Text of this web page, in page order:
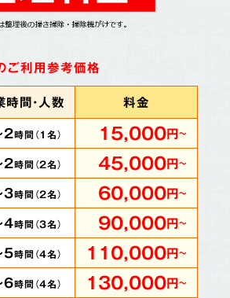
ご利用参考価格
時間・人数
料金
2時間（1名） 15,000円～
2時間（2名） 45,000円～
3時間（2名） 60,000円～
4時間（3名） 90,000円～
5時間（4名） 110,000円～
6時間（4名） 130,000円～